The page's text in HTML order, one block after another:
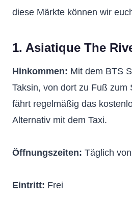
diese Märkte können wir
1. Asiatique The
Hinkommen: Mit dem BTS
Taksin, von dort zu Fuß zum
fährt regelmäßig das
Alternativ mit dem Taxi.
Öffnungszeiten: Täglich
Eintritt: Frei